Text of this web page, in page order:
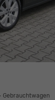
Gebrauchtwagen